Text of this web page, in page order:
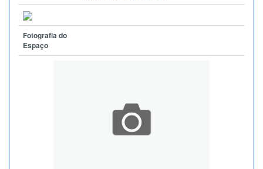
Fotografia do
Espaço